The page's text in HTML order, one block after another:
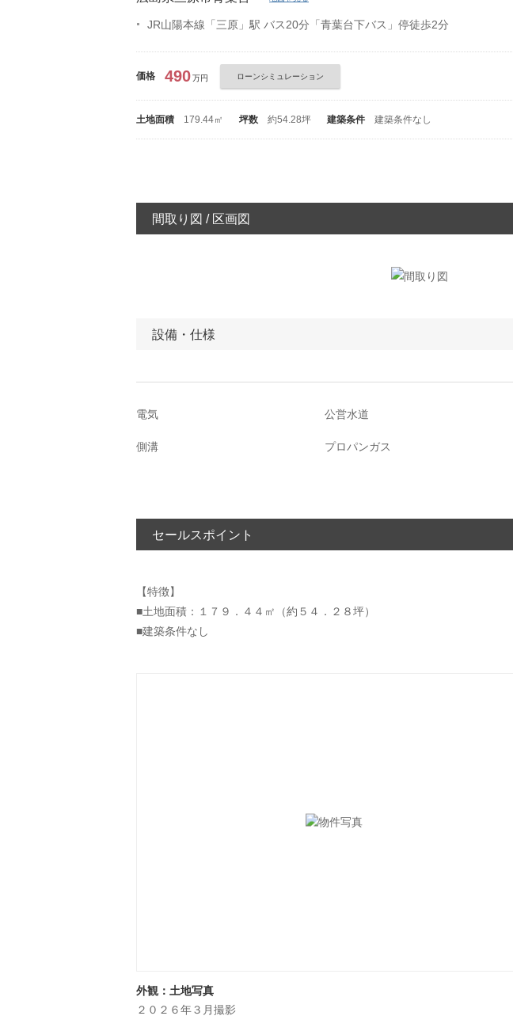
JR山陽本線「三原」駅 バス20分「青葉台下バス」停徒歩2分
価格 490万円 ローンシミュレーション
土地面積 179.44㎡ 坪数 約54.28坪 建築条件 建築条件なし
間取り図 / 区画図
設備・仕様
電気 公営水道
側溝 プロパンガス
セールスポイント
【特徴】
■土地面積：１７９．４４㎡（約５４．２８坪）
■建築条件なし
外観：土地写真
２０２６年３月撮影